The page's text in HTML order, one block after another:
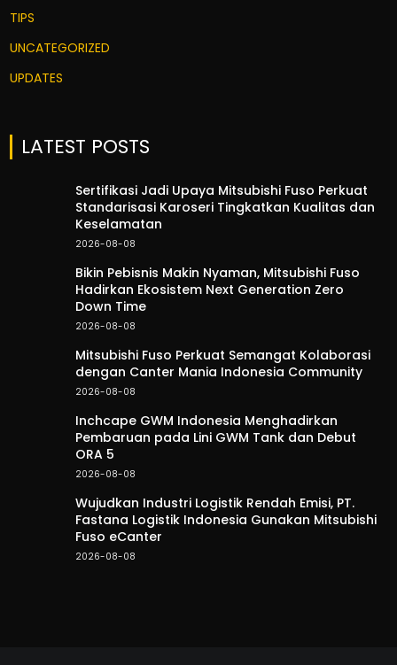
TIPS
UNCATEGORIZED
UPDATES
LATEST POSTS
Sertifikasi Jadi Upaya Mitsubishi Fuso Perkuat
Standarisasi Karoseri Tingkatkan Kualitas dan
Keselamatan
2026-08-08
Bikin Pebisnis Makin Nyaman, Mitsubishi Fuso
Hadirkan Ekosistem Next Generation Zero
Down Time
2026-08-08
Mitsubishi Fuso Perkuat Semangat Kolaborasi
dengan Canter Mania Indonesia Community
2026-08-08
Inchcape GWM Indonesia Menghadirkan
Pembaruan pada Lini GWM Tank dan Debut
ORA 5
2026-08-08
Wujudkan Industri Logistik Rendah Emisi, PT.
Fastana Logistik Indonesia Gunakan Mitsubishi
Fuso eCanter
2026-08-08